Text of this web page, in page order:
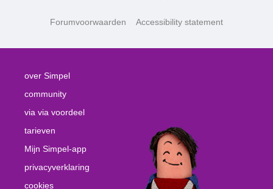
Forumvoorwaarden Accessibility statement
over Simpel
community
via via voordeel
tarieven
Mijn Simpel-app
privacyverklaring
cookies